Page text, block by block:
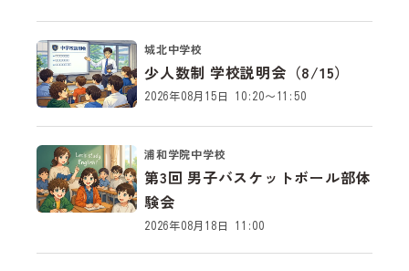
少人数制 学校説明会（8/15）
城北中学校
2026年08月15日 10:20～11:50
第3回 男子バスケットボール部体
験会
浦和学院中学校
2026年08月18日 11:00